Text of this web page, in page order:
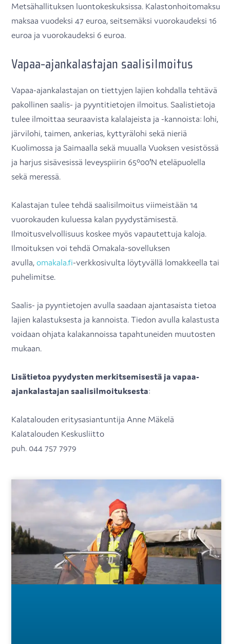
Metsähallituksen luontokeskuksissa. Kalastonhoitomaksu
maksaa vuodeksi 47 euroa, seitsemäksi vuorokaudeksi 16
euroa ja vuorokaudeksi 6 euroa.
Vapaa-ajankalastajan saalisilmoitus
Vapaa-ajankalastajan on tiettyjen lajien kohdalla tehtävä
pakollinen saalis- ja pyyntitietojen ilmoitus. Saalistietoja
tulee ilmoittaa seuraavista kalalajeista ja -kannoista: lohi,
järvilohi, taimen, ankerias, kyttyrälohi sekä nieriä
Kuolimossa ja Saimaalla sekä muualla Vuoksen vesistössä
ja harjus sisävesissä leveyspiirin 65°00′N eteläpuolella
sekä meressä.
Kalastajan tulee tehdä saalisilmoitus viimeistään 14
vuorokauden kuluessa kalan pyydystämisestä.
Ilmoitusvelvollisuus koskee myös vapautettuja kaloja.
Ilmoituksen voi tehdä Omakala-sovelluksen
avulla,omakala.fi-verkkosivulta löytyvällä lomakkeella tai
puhelimitse.
Saalis- ja pyyntietojen avulla saadaan ajantasaista tietoa
lajien kalastuksesta ja kannoista. Tiedon avulla kalastusta
voidaan ohjata kalakannoissa tapahtuneiden muutosten
mukaan.
Lisätietoa pyydysten merkitsemisestä ja vapaa-
ajankalastajan saalisilmoituksesta:
Kalatalouden eritysasiantuntija Anne Mäkelä
Kalatalouden Keskusliitto
puh. 044 757 7979